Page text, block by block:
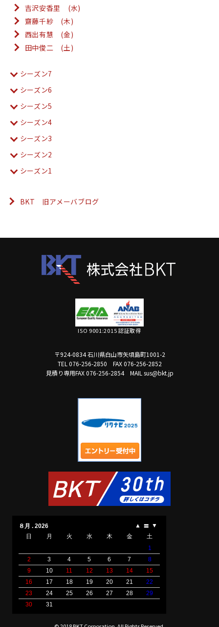
吉沢安香里 (水)
齋藤千紗 (木)
西出有慧 (金)
田中俊二 (土)
シーズン7
シーズン6
シーズン5
シーズン4
シーズン3
シーズン2
シーズン1
BKT 旧アメーバブログ
ISO 9001:2015 認証取得
〒924-0834 石川県白山市矢頃島町1001-2
TEL 076-256-2850
FAX 076-256-2852
見積り専用FAX 076-256-2854
MAIL sus@bkt.jp